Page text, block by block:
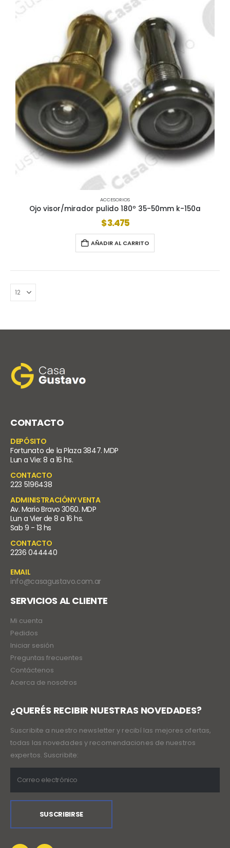
ACCESORIOS
Ojo visor/mirador pulido 180º 35-50mm k-150a
$3.475
AÑADIR AL CARRITO
CONTACTO
DEPÓSITO
Fortunato de la Plaza 3847. MDP
Lun a Vie: 8 a 16 hs.
CONTACTO
223 5196438
ADMINISTRACIÓNY VENTA
Av. Mario Bravo 3060. MDP
Lun a Vier de 8 a 16 hs.
Sab 9 - 13 hs
CONTACTO
2236 044440
EMAIL
info@casagustavo.com.ar
SERVICIOS AL CLIENTE
Mi cuenta
Pedidos
Iniciar sesión
Preguntas frecuentes
Contáctenos
Acerca de nosotros
¿QUERÉS RECIBIR NUESTRAS NOVEDADES?
Suscribite a nuestro newsletter y recibí las mejores ofertas,
todas las novedades y recomendaciones de nuestros
expertos. Suscribite: